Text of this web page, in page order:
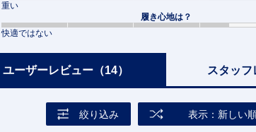
重い
履き心地は？
快適ではない
ユーザーレビュー （14） スタッフ
絞り込み 表示：新しい